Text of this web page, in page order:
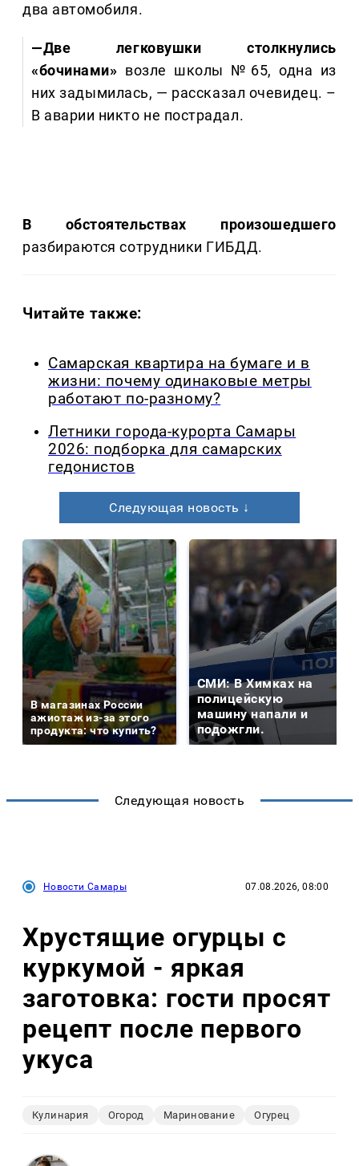
два автомобиля.
—Две легковушки столкнулись
«бочинами» возле школы №65, одна из
них задымилась, — рассказал очевидец. –
В аварии никто не пострадал.
В обстоятельствах произошедшего
разбираются сотрудники ГИБДД.
Читайте также:
Самарская квартира на бумаге и в
жизни: почему одинаковые метры
работают по-разному?
Летники города-курорта Самары
2026: подборка для самарских
гедонистов
Следующая новость ↓
В магазинах России
ажиотаж из-за этого
продукта: что купить?
СМИ: В Химках на
полицейскую
машину напали и
подожгли.
Следующая новость
Новости Самары 07.08.2026, 08:00
Хрустящие огурцы с
куркумой - яркая
заготовка: гости просят
рецепт после первого
укуса
Кулинария Огород Маринование Огурец